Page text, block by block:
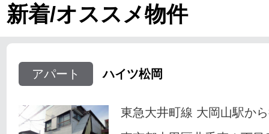
新着/オススメ物件
アパート ハイツ松岡
東急大井町線 大岡山駅か